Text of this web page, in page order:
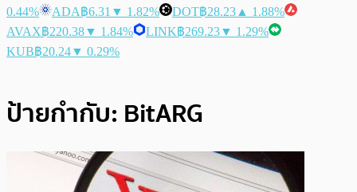
0.44%
ADA฿6.31 ▼ 1.82% DOT฿28.23 ▲ 1.88%
AVAX฿220.38▼ 1.84% LINK฿269.23▼ 1.29%
KUB฿20.24▼ 0.29%
ป้ายกำกับ: BitARG